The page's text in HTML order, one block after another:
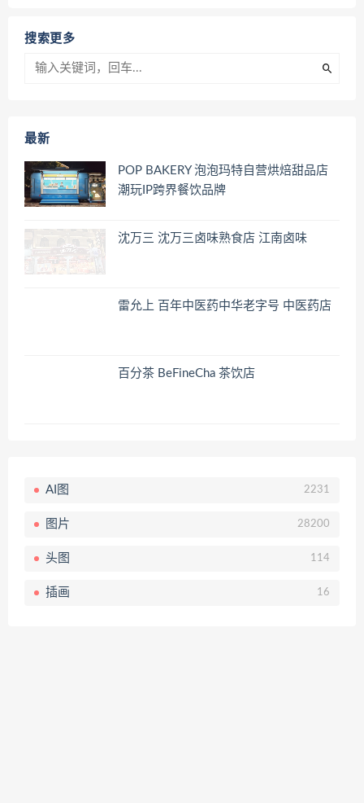
搜索更多
最新
POP BAKERY 泡泡玛特自营烘焙甜品店
潮玩IP跨界餐饮品牌
沈万三 沈万三卤味熟食店 江南卤味
雷允上 百年中医药中华老字号 中医药店
百分茶 BeFineCha 茶饮店
AI图 2231
图片 28200
头图 114
插画 16